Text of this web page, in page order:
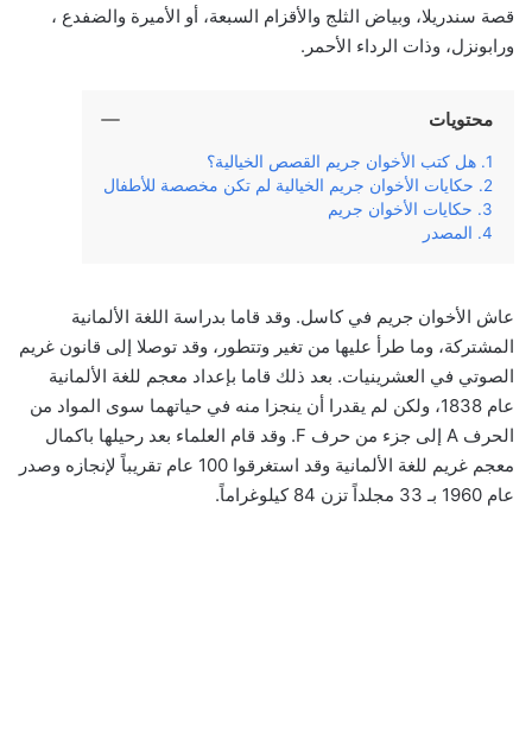
قصة سندريلا، وبياض الثلج والأقزام السبعة، أو الأميرة والضفدع ،
ورابونزل، وذات الرداء الأحمر.
محتويات
هل كتب الأخوان جريم القصص الخيالية؟
حكايات الأخوان جريم الخيالية لم تكن مخصصة للأطفال
حكايات الأخوان جريم
المصدر
عاش الأخوان جريم في كاسل. وقد قاما بدراسة اللغة الألمانية
المشتركة، وما طرأ عليها من تغير وتتطور، وقد توصلا إلى قانون غريم
الصوتي في العشرينيات. بعد ذلك قاما بإعداد معجم للغة الألمانية
عام 1838، ولكن لم يقدرا أن ينجزا منه في حياتهما سوى المواد من
الحرف A إلى جزء من حرف F. وقد قام العلماء بعد رحيلها باكمال
معجم غريم للغة الألمانية وقد استغرقوا 100 عام تقريباً لإنجازه وصدر
عام 1960 بـ 33 مجلداً تزن 84 كيلوغراماً.